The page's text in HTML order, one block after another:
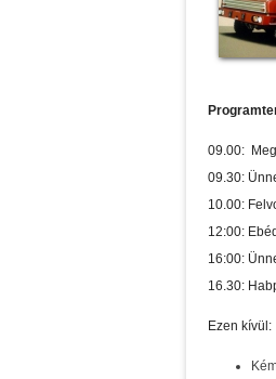
09.00:
09.30:
10.00:
12:00: Ebéd
16:00:
16.30:
Ezen kívül: